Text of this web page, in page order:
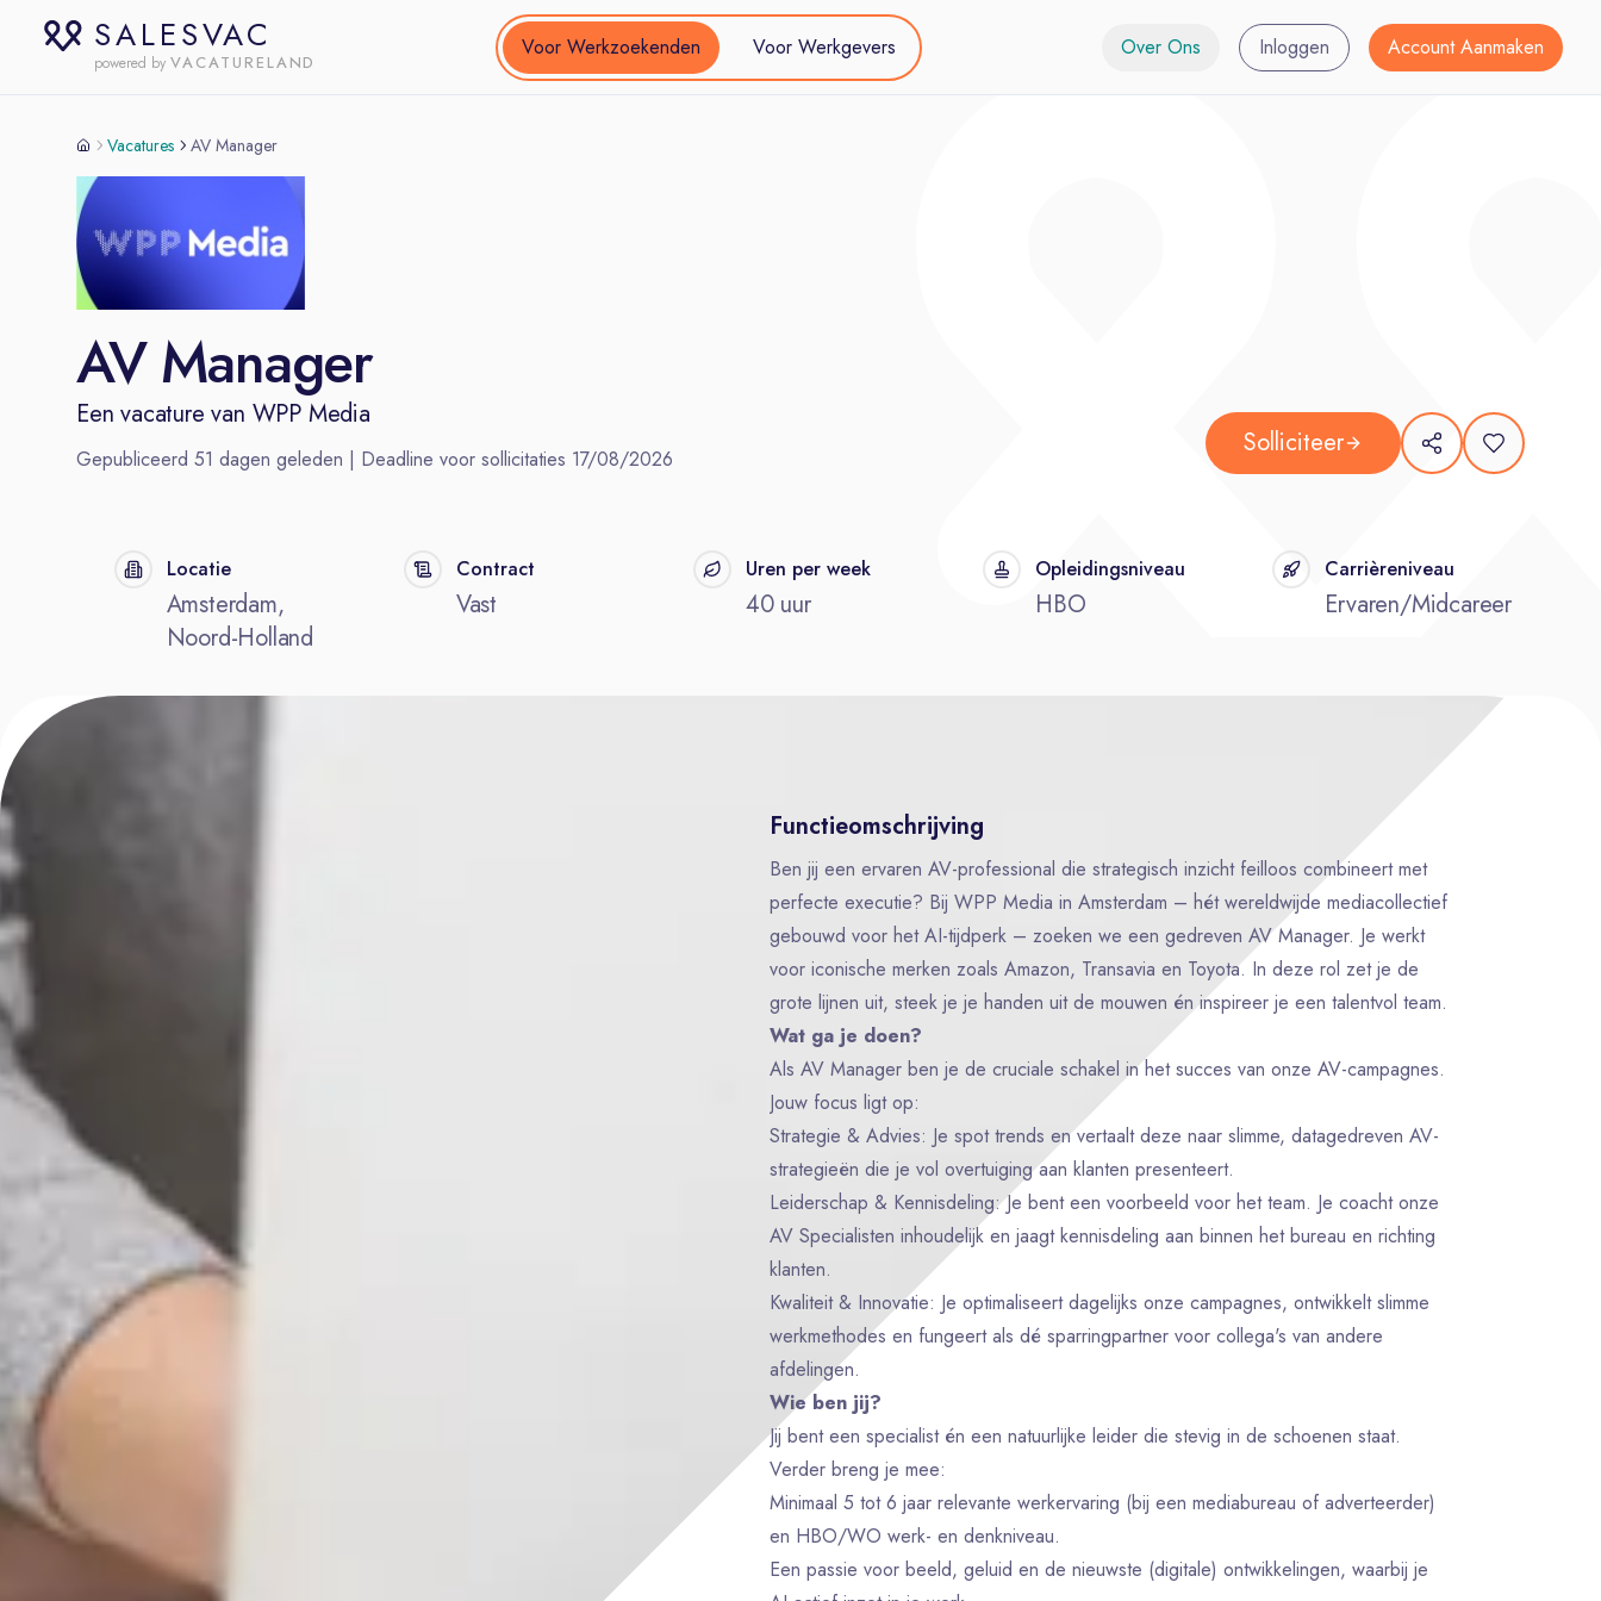
SALESVAC
powered by VACATURELAND
Voor Werkzoekenden Voor Werkgevers Over Ons Inloggen Account Aanmaken
Vacatures AV Manager
AV Manager
Een vacature van WPP Media
Gepubliceerd 51 dagen geleden | Deadline voor sollicitaties 17/08/2026 Solliciteer
Locatie
Amsterdam,
Noord-Holland
Contract
Vast
Uren per week
40 uur
Opleidingsniveau
HBO
Carrièreniveau
Ervaren/Midcareer
Functieomschrijving
Ben jij een ervaren AV-professional die strategisch inzicht feilloos combineert met
perfecte executie? Bij WPP Media in Amsterdam – hét wereldwijde mediacollectief
gebouwd voor het AI-tijdperk – zoeken we een gedreven AV Manager. Je werkt
voor iconische merken zoals Amazon, Transavia en Toyota. In deze rol zet je de
grote lijnen uit, steek je je handen uit de mouwen én inspireer je een talentvol team.
Wat ga je doen?
Als AV Manager ben je de cruciale schakel in het succes van onze AV-campagnes.
Jouw focus ligt op:
Strategie & Advies: Je spot trends en vertaalt deze naar slimme, datagedreven AV-
strategieën die je vol overtuiging aan klanten presenteert.
Leiderschap & Kennisdeling: Je bent een voorbeeld voor het team. Je coacht onze
AV Specialisten inhoudelijk en jaagt kennisdeling aan binnen het bureau en richting
klanten.
Kwaliteit & Innovatie: Je optimaliseert dagelijks onze campagnes, ontwikkelt slimme
werkmethodes en fungeert als dé sparringpartner voor collega's van andere
afdelingen.
Wie ben jij?
Jij bent een specialist én een natuurlijke leider die stevig in de schoenen staat.
Verder breng je mee:
Minimaal 5 tot 6 jaar relevante werkervaring (bij een mediabureau of adverteerder)
en HBO/WO werk- en denkniveau.
Een passie voor beeld, geluid en de nieuwste (digitale) ontwikkelingen, waarbij je